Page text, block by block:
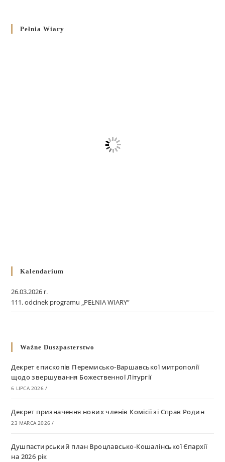
Pełnia Wiary
Kalendarium
26.03.2026 r.
111. odcinek programu „PEŁNIA WIARY”
Ważne Duszpasterstwo
Декрет єпископів Перемисько-Варшавської митрополії
щодо звершування Божественної Літургії
6 LIPCA 2026 /
Декрет призначення нових членів Комісії зі Справ Родин
23 MARCA 2026 /
Душпастирський план Вроцлавсько-Кошалінської Єпархії
на 2026 рік